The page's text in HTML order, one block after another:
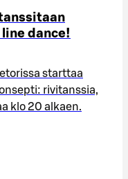
dance!
starttaa
rivitanssia,
klo 20 alkaen.